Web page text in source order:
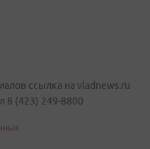
ссылка на vladnews.ru
8 (423) 249-8800